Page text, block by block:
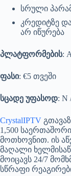
სრული
კრედიტზე
არ იწურება
პლატფორმების:
ფასი: €5 თვეში
სცადე უფასოდ: N
CrystalIPTV
1,500
მოთხოვნით. ის
მაღალი
მოიცავს 24/7
სწრაფი